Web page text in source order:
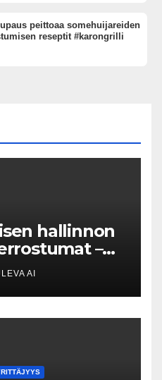
peittoaa somehuijareiden
reseptit #karongrilli
hallinnon
–
AI